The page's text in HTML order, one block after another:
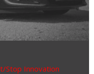
Stop Innovation